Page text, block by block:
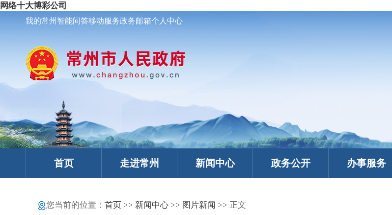
网络十大博彩公司
我的常州 智能问答移动服务政务邮箱个人中心
首页 走进常州 新闻中心 政务公开 办事服务
您当前的位置： 首页>> 新闻中心>> 图片新闻 >> 正文